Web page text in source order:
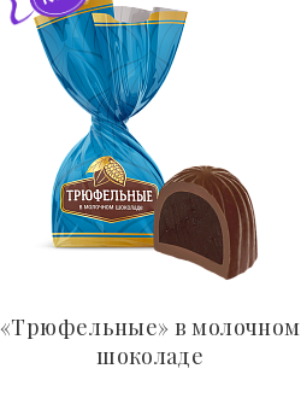
«Трюфельные» в молочном
шоколаде